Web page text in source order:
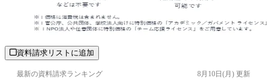
資料請求リストに追加
最新の資料請求ランキング 8月10日(月) 更新